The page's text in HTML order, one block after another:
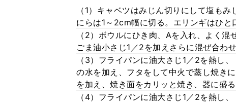
（1）キャベツはみじん切りにして塩も
にらは1～2cm幅に切る。エリンギはひと
（2）ボウルにひき肉、Aを入れ、よく混
ごま油小さじ1／2を加えさらに混ぜ合わ
（3）フライパンに油大さじ1／2を熱し
の水を加え、フタをして中火で蒸し焼き
を加え、焼き面をカリッと焼き、器に盛る
（4）フライパンに油大さじ1／2を熱し